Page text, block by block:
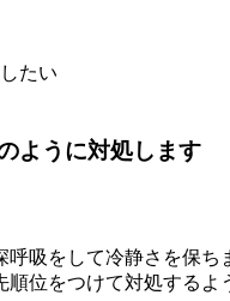
たい
ように対処します
呼吸をして冷静さを保ち
順位をつけて対処するよ